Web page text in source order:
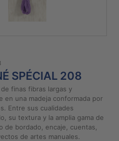
SPÉCIAL 208
finas fibras largas y
en una madeja conformada por
Entre sus cualidades
su textura y la amplia gama de
de bordado, encaje, cuentas,
de artes manuales.